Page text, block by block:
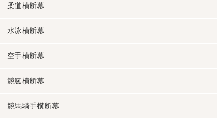
柔道横断幕
水泳横断幕
空手横断幕
競艇横断幕
競馬騎手横断幕